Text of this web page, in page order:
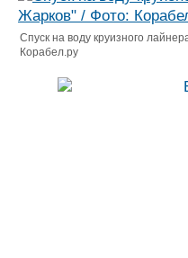
Спуск на воду круизного
Корабел.ру